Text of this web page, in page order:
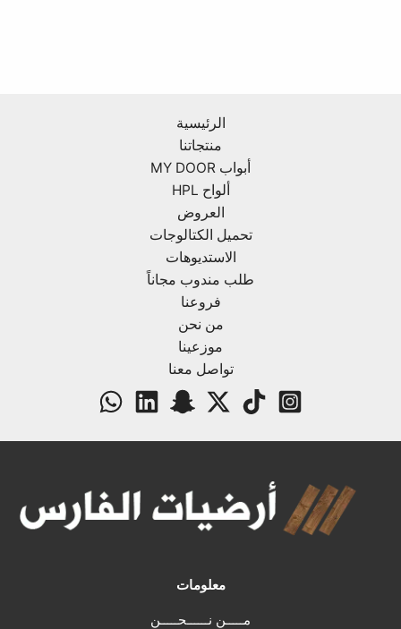
الرئيسية
منتجاتنا
أبواب MY DOOR
ألواح HPL
العروض
تحميل الكتالوجات
الاستديوهات
طلب مندوب مجاناً
فروعنا
من نحن
موزعينا
تواصل معنا
معلومات
مـــــن نــــــحـــــن